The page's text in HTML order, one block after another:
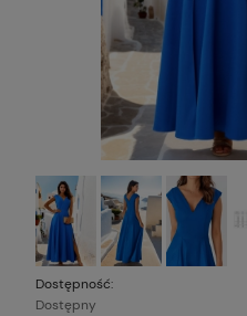
Dostępność:
Dostępny